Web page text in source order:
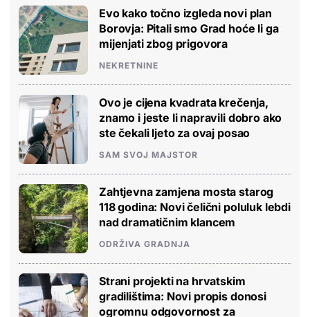
Evo kako točno izgleda novi plan
Borovja: Pitali smo Grad hoće li ga
mijenjati zbog prigovora
NEKRETNINE
Ovo je cijena kvadrata krečenja,
znamo i jeste li napravili dobro ako
ste čekali ljeto za ovaj posao
SAM SVOJ MAJSTOR
Zahtjevna zamjena mosta starog
118 godina: Novi čelični poluluk lebdi
nad dramatičnim klancem
ODRŽIVA GRADNJA
Strani projekti na hrvatskim
gradilištima: Novi propis donosi
ogromnu odgovornost za